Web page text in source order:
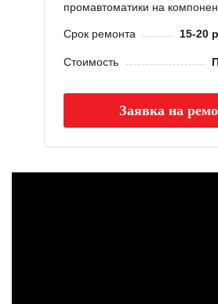
промавтоматики на
Срок ремонта 15-20
Стоимость
Заявка на